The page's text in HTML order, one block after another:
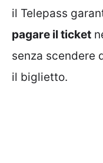
il Telepass
pagare il ticket
senza scendere
il biglietto.